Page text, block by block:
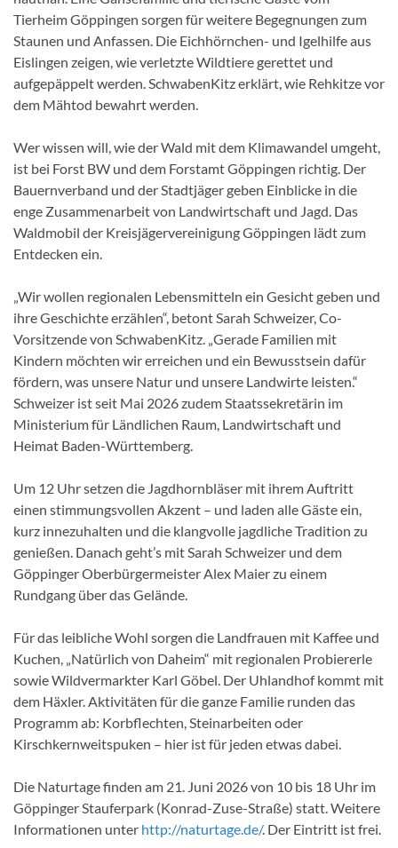
Tierheim Göppingen sorgen für weitere Begegnungen zum
Staunen und Anfassen. Die Eichhörnchen- und Igelhilfe aus
Eislingen zeigen, wie verletzte Wildtiere gerettet und
aufgepäppelt werden. SchwabenKitz erklärt, wie Rehkitze vor
dem Mähtod bewahrt werden.
Wer wissen will, wie der Wald mit dem Klimawandel umgeht,
ist bei Forst BW und dem Forstamt Göppingen richtig. Der
Bauernverband und der Stadtjäger geben Einblicke in die
enge Zusammenarbeit von Landwirtschaft und Jagd. Das
Waldmobil der Kreisjägervereinigung Göppingen lädt zum
Entdecken ein.
„Wir wollen regionalen Lebensmitteln ein Gesicht geben und
ihre Geschichte erzählen“, betont Sarah Schweizer, Co-
Vorsitzende von SchwabenKitz. „Gerade Familien mit
Kindern möchten wir erreichen und ein Bewusstsein dafür
fördern, was unsere Natur und unsere Landwirte leisten.“
Schweizer ist seit Mai 2026 zudem Staatssekretärin im
Ministerium für Ländlichen Raum, Landwirtschaft und
Heimat Baden-Württemberg.
Um 12 Uhr setzen die Jagdhornbläser mit ihrem Auftritt
einen stimmungsvollen Akzent – und laden alle Gäste ein,
kurz innezuhalten und die klangvolle jagdliche Tradition zu
genießen. Danach geht’s mit Sarah Schweizer und dem
Göppinger Oberbürgermeister Alex Maier zu einem
Rundgang über das Gelände.
Für das leibliche Wohl sorgen die Landfrauen mit Kaffee und
Kuchen, „Natürlich von Daheim“ mit regionalen Probiererle
sowie Wildvermarkter Karl Göbel. Der Uhlandhof kommt mit
dem Häxler. Aktivitäten für die ganze Familie runden das
Programm ab: Korbflechten, Steinarbeiten oder
Kirschkernweitspuken – hier ist für jeden etwas dabei.
Die Naturtage finden am 21. Juni 2026 von 10 bis 18 Uhr im
Göppinger Stauferpark (Konrad-Zuse-Straße) statt. Weitere
Informationen unter http://naturtage.de/. Der Eintritt ist frei.